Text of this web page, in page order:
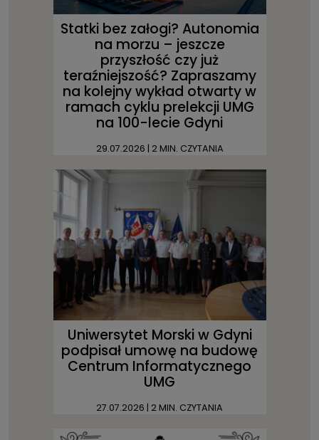
Statki bez załogi? Autonomia
na morzu – jeszcze
przyszłość czy już
teraźniejszość? Zapraszamy
na kolejny wykład otwarty w
ramach cyklu prelekcji UMG
na 100-lecie Gdyni
29.07.2026 | 2 MIN. CZYTANIA
Uniwersytet Morski w Gdyni
podpisał umowę na budowę
Centrum Informatycznego
UMG
27.07.2026 | 2 MIN. CZYTANIA